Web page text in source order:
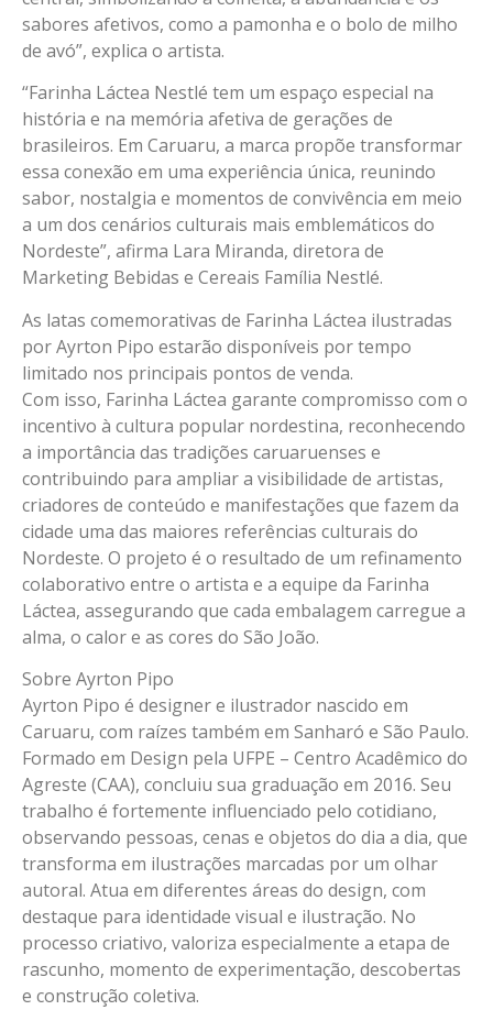
sabores afetivos, como a pamonha e o bolo de milho
de avó”, explica o artista.
“Farinha Láctea Nestlé tem um espaço especial na
história e na memória afetiva de gerações de
brasileiros. Em Caruaru, a marca propõe transformar
essa conexão em uma experiência única, reunindo
sabor, nostalgia e momentos de convivência em meio
a um dos cenários culturais mais emblemáticos do
Nordeste”, afirma Lara Miranda, diretora de
Marketing Bebidas e Cereais Família Nestlé.
As latas comemorativas de Farinha Láctea ilustradas
por Ayrton Pipo estarão disponíveis por tempo
limitado nos principais pontos de venda.
Com isso, Farinha Láctea garante compromisso com o
incentivo à cultura popular nordestina, reconhecendo
a importância das tradições caruaruenses e
contribuindo para ampliar a visibilidade de artistas,
criadores de conteúdo e manifestações que fazem da
cidade uma das maiores referências culturais do
Nordeste. O projeto é o resultado de um refinamento
colaborativo entre o artista e a equipe da Farinha
Láctea, assegurando que cada embalagem carregue a
alma, o calor e as cores do São João.
Sobre Ayrton Pipo
Ayrton Pipo é designer e ilustrador nascido em
Caruaru, com raízes também em Sanharó e São Paulo.
Formado em Design pela UFPE – Centro Acadêmico do
Agreste (CAA), concluiu sua graduação em 2016. Seu
trabalho é fortemente influenciado pelo cotidiano,
observando pessoas, cenas e objetos do dia a dia, que
transforma em ilustrações marcadas por um olhar
autoral. Atua em diferentes áreas do design, com
destaque para identidade visual e ilustração. No
processo criativo, valoriza especialmente a etapa de
rascunho, momento de experimentação, descobertas
e construção coletiva.